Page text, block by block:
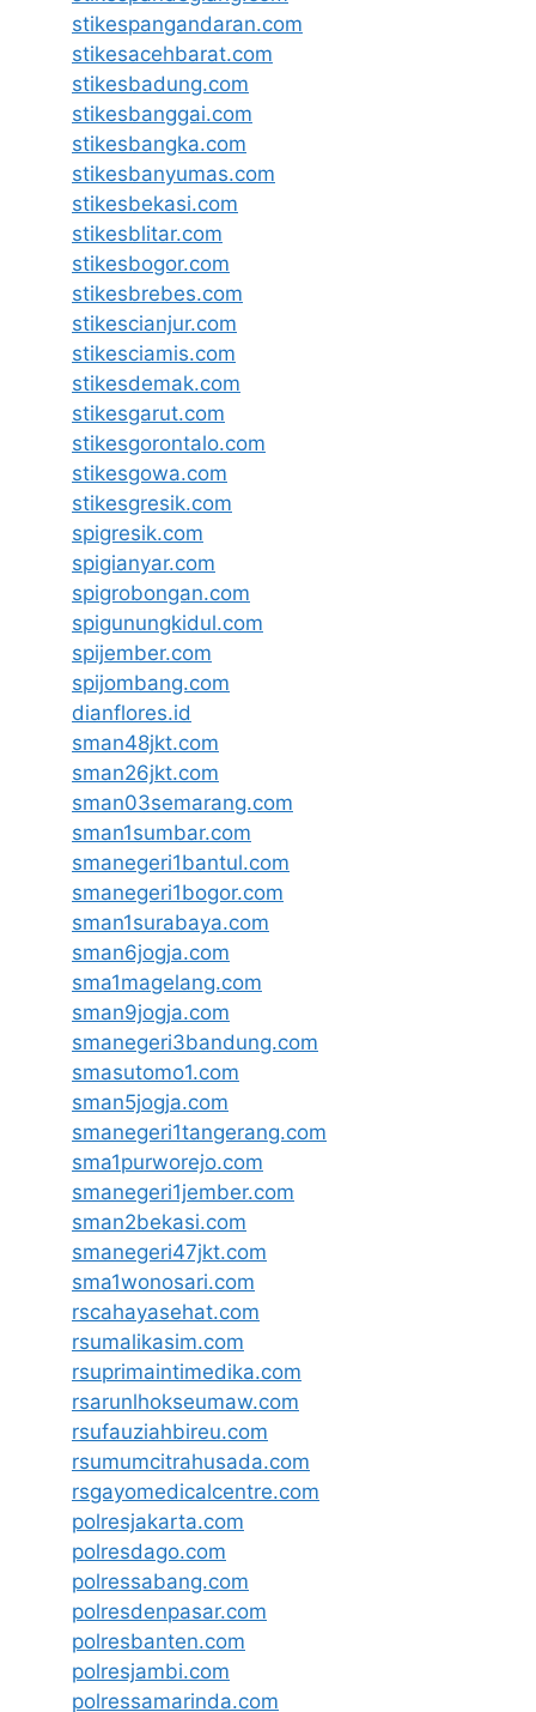
stikespangandaran.com
stikesacehbarat.com
stikesbadung.com
stikesbanggai.com
stikesbangka.com
stikesbanyumas.com
stikesbekasi.com
stikesblitar.com
stikesbogor.com
stikesbrebes.com
stikescianjur.com
stikesciamis.com
stikesdemak.com
stikesgarut.com
stikesgorontalo.com
stikesgowa.com
stikesgresik.com
spigresik.com
spigianyar.com
spigrobongan.com
spigunungkidul.com
spijember.com
spijombang.com
dianflores.id
sman48jkt.com
sman26jkt.com
sman03semarang.com
sman1sumbar.com
smanegeri1bantul.com
smanegeri1bogor.com
sman1surabaya.com
sman6jogja.com
sma1magelang.com
sman9jogja.com
smanegeri3bandung.com
smasutomo1.com
sman5jogja.com
smanegeri1tangerang.com
sma1purworejo.com
smanegeri1jember.com
sman2bekasi.com
smanegeri47jkt.com
sma1wonosari.com
rscahayasehat.com
rsumalikasim.com
rsuprimaintimedika.com
rsarunlhokseumaw.com
rsufauziahbireu.com
rsumumcitrahusada.com
rsgayomedicalcentre.com
polresjakarta.com
polresdago.com
polressabang.com
polresdenpasar.com
polresbanten.com
polresjambi.com
polressamarinda.com